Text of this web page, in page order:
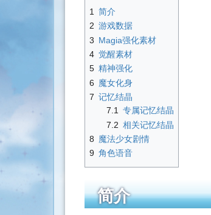
至：
导
航
搜
索
1
简介
2 游戏数据
3 Magia强化素材
4 觉醒素材
5 精神强化
6 魔女化身
7 记忆结晶
7.1 专属记忆结晶
7.2 相关记忆结晶
8 魔法少女剧情
9 角色语音
简介